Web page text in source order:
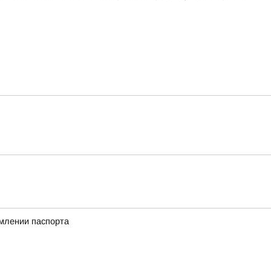
паспорта